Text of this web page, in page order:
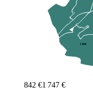
1 480
842 €1 747 €